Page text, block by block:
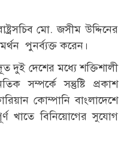
মো. জসীম উদ্দিনের
পুনর্ব্যক্ত করেন।
দুই দেশের মধ্যে শক্তিশালী
সম্পর্কে সন্তুষ্টি প্রকাশ
কোম্পানি বাংলাদেশে
খাতে বিনিয়োগের সুযোগ